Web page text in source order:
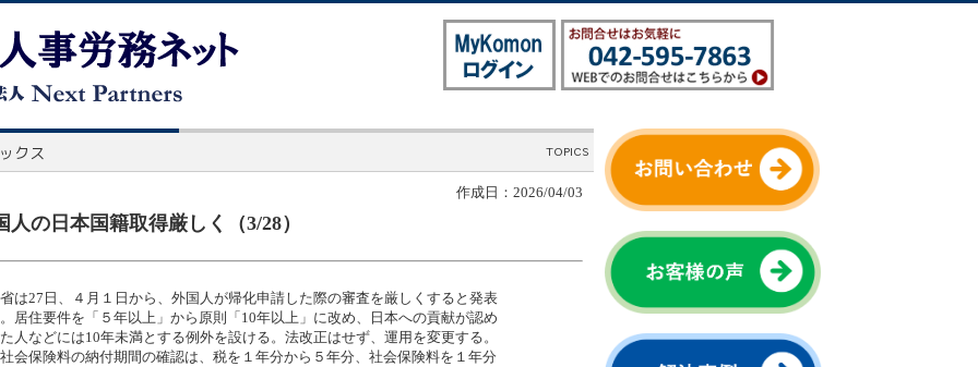
作成日：2026/04/03
人の日本国籍取得厳しく（3/28）
は27日、４月１日から、外国人が帰化申請した際の審査を厳しくすると発表
居住要件を「５年以上」から原則「10年以上」に改め、日本への貢献が認め
人などには10年未満とする例外を設ける。法改正はせず、運用を変更する。
会保険料の納付期間の確認は、税を１年分から５年分、社会保険料を１年分